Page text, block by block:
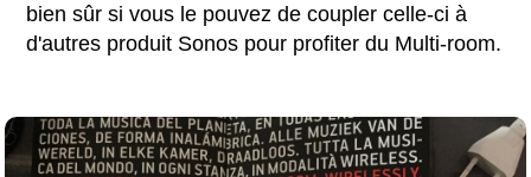
bien sûr si vous le pouvez de coupler celle-ci à
d'autres produit Sonos pour profiter du Multi-room.